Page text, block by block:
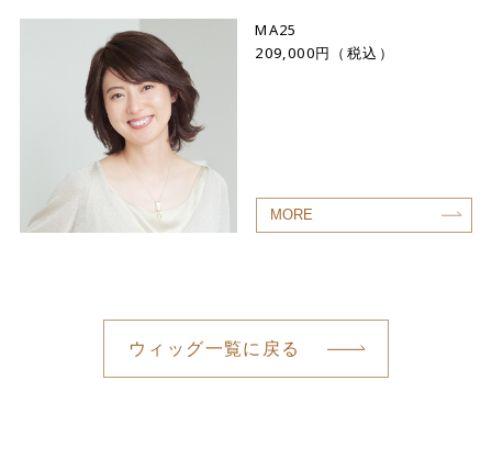
MA25
209,000円（税込）
MORE
ウィッグ一覧に戻る